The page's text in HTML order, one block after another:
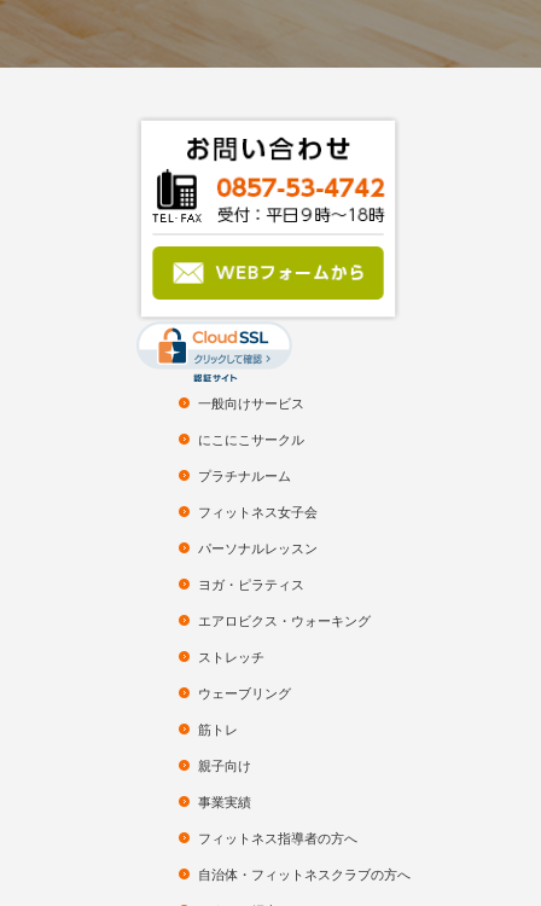
一般向けサービス
にこにこサークル
プラチナルーム
フィットネス女子会
パーソナルレッスン
ヨガ・ピラティス
エアロビクス・ウォーキング
ストレッチ
ウェーブリング
筋トレ
親子向け
事業実績
フィットネス指導者の方へ
自治体・フィットネスクラブの方へ